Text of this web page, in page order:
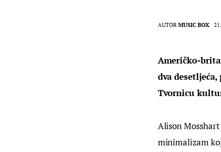
AUTOR MUSIC BOX
Američko-
dva
Tvornicu
Alison
minimalizam